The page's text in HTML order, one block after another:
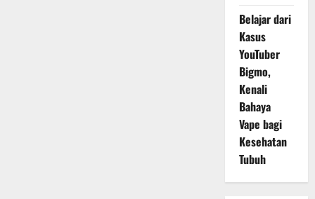
Belajar dari
Kasus
YouTuber
Bigmo,
Kenali
Bahaya
Vape bagi
Kesehatan
Tubuh